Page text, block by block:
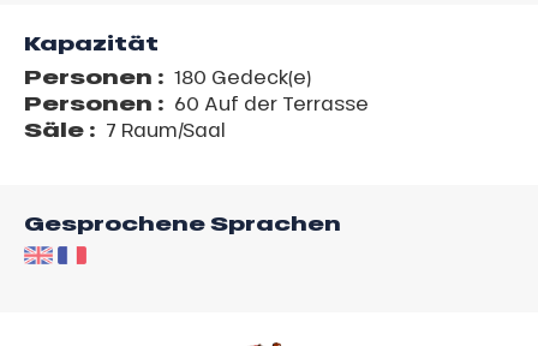
Kapazität
Personen : 180 Gedeck(e)
Personen : 60 Auf der Terrasse
Säle : 7 Raum/Saal
Gesprochene Sprachen